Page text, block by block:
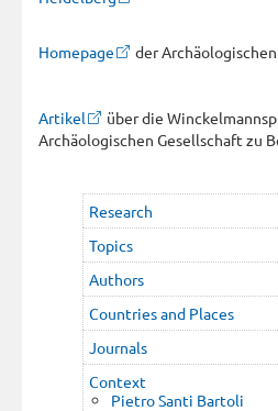
Homepage der
Artikel
über die
Archäologischen Gesellschaft zu
Research
Topics
Authors
Countries and Places
Journals
Context
Pietro Santi Bartoli